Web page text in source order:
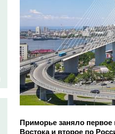
Приморье заняло первое
Востока и второе по